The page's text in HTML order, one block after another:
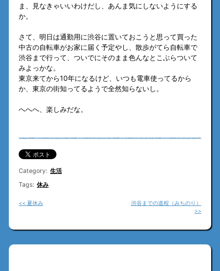
ま、見なきゃいいわけだし、あんま気にしないようにする
か。
さて、明日は通勤用に渋谷に置いておこうと思って買った
中古の自転車がお家に届く予定やし、散歩がてら自転車で
渋谷まで行って、ついでにそのまま色んなとこぶらついて
みよっかな。
東京来てから10年になるけど、いつも電車使ってるから
か、東京の街知ってるようで全然知らないし。
へへへ、楽しみだな。
Category: 生活
Tags: 休み
<< 夏休み
渋谷までの道程（みちのり）
>>